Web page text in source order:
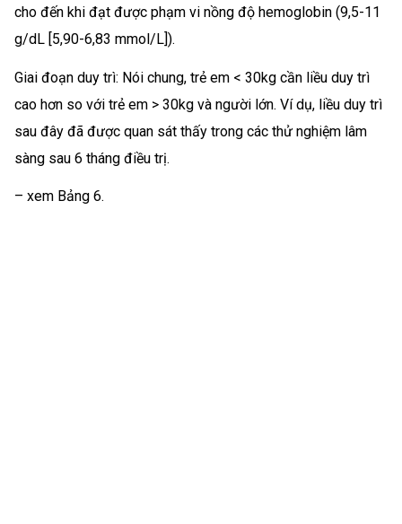
cho đến khi đạt được phạm vi nồng độ hemoglobin (9,5-11
g/dL [5,90-6,83 mmol/L]).
Giai đoạn duy trì: Nói chung, trẻ em < 30kg cần liều duy trì
cao hơn so với trẻ em > 30kg và người lớn. Ví dụ, liều duy trì
sau đây đã được quan sát thấy trong các thử nghiệm lâm
sàng sau 6 tháng điều trị.
– xem Bảng 6.